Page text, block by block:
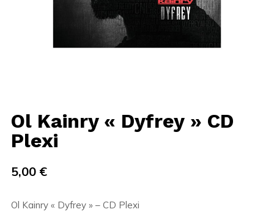
Ol Kainry « Dyfrey » CD
Plexi
5,00 €
Ol Kainry « Dyfrey » – CD Plexi